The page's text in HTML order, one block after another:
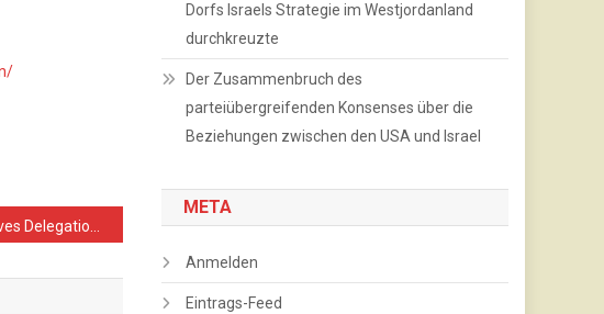
Dorfs Israels Strategie im Westjordanland
durchkreuzte
Der Zusammenbruch des
parteiübergreifenden Konsenses über die
Beziehungen zwischen den USA und Israel
META
Anmelden
Eintrags-Feed